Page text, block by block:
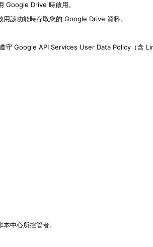
Google Drive 時啟用。
該功能時存取您的 Google Drive 資料。
守 Google API Services User Data Policy（含
中心所控管者。